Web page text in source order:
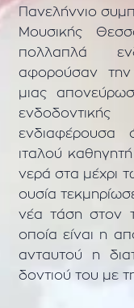
Πανελήννιο
Μουσικής
πολλαπλά
αφορούσαν την
μιας
ιταλού
νερά στα μέχρι
ουσία
νέα τάση στον
οποία είναι η
ανταυτού η
δοντιού του με